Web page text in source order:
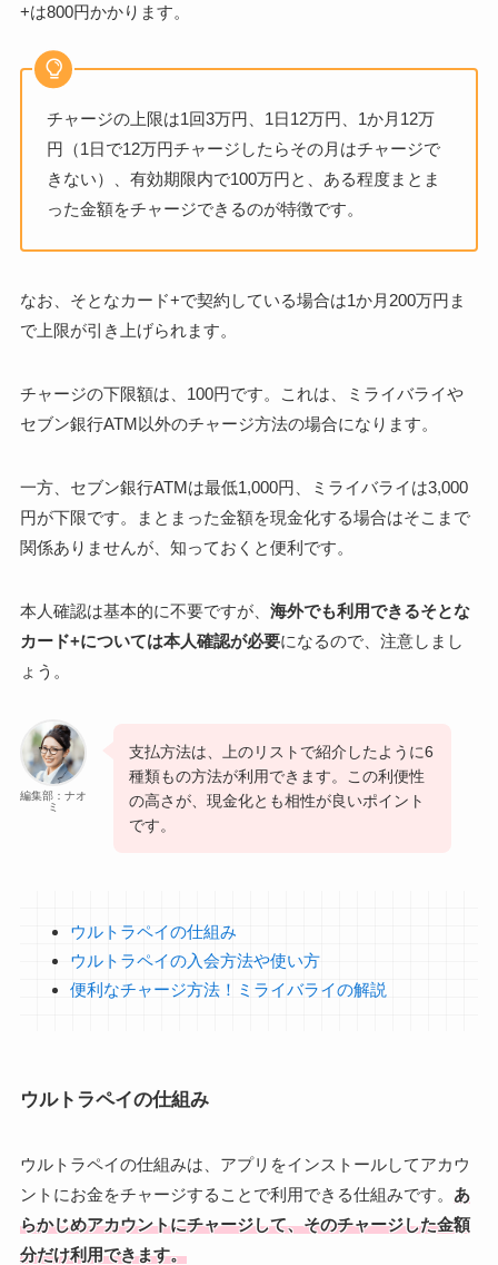
+は800円かかります。
チャージの上限は1回3万円、1日12万円、1か月12万
円（1日で12万円チャージしたらその月はチャージで
きない）、有効期限内で100万円と、ある程度まとま
った金額をチャージできるのが特徴です。
なお、そとなカード+で契約している場合は1か月200万円ま
で上限が引き上げられます。
チャージの下限額は、100円です。これは、ミライバライや
セブン銀行ATM以外のチャージ方法の場合になります。
一方、セブン銀行ATMは最低1,000円、ミライバライは3,000
円が下限です。まとまった金額を現金化する場合はそこまで
関係ありませんが、知っておくと便利です。
本人確認は基本的に不要ですが、 海外でも利用できるそとな
カード+については本人確認が必要になるので、注意しまし
ょう。
編集部：ナオ
ミ
支払方法は、上のリストで紹介したように6
種類もの方法が利用できます。この利便性
の高さが、現金化とも相性が良いポイント
です。
ウルトラペイの仕組み
ウルトラペイの入会方法や使い方
便利なチャージ方法！ミライバライの解説
ウルトラペイの仕組み
ウルトラペイの仕組みは、アプリをインストールしてアカウ
ントにお金をチャージすることで利用できる仕組みです。 あ
らかじめアカウントにチャージして、そのチャージした金額
分だけ利用できます。